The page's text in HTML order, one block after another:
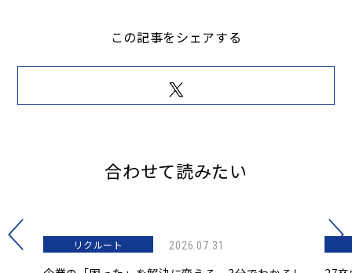
この記事をシェアする
合わせて読みたい
リクルート 2026.07.31